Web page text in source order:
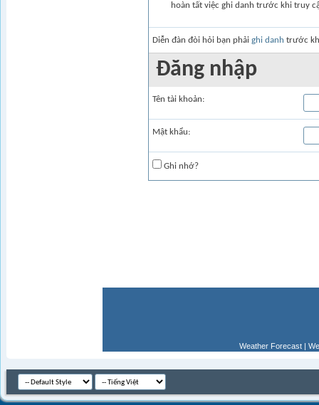
hoàn tất việc ghi danh trước khi truy
Diễn đàn đòi hỏi bạn phải ghi danh trước
Ðăng nhập
Tên tài khoản:
Mật khẩu:
Ghi nhớ?
Weather Forecast |